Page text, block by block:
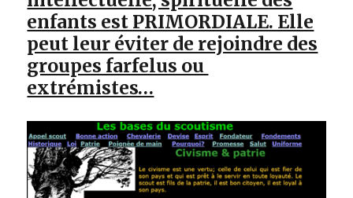
enfants est PRIMORDIALE. Elle
peut leur éviter de rejoindre des
groupes farfelus ou
extrémistes…